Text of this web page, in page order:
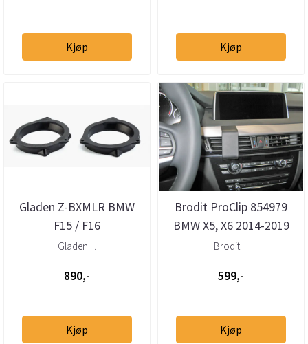
Kjøp Kjøp
Gladen Z-BXMLR BMW
F15 / F16
høyttaleradapter
Gladen ...
890,-
Kjøp
Brodit ProClip 854979
BMW X5, X6 2014-2019
Senter
Brodit ...
599,-
Kjøp